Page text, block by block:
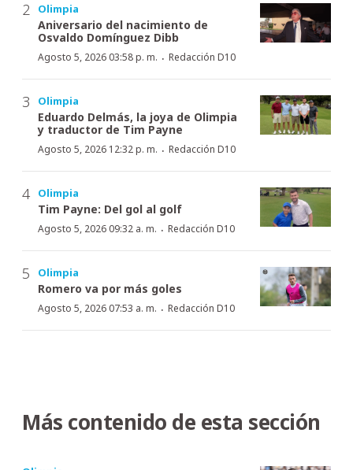
Olimpia
Aniversario del nacimiento de
Osvaldo Domínguez Dibb
Agosto 5, 2026 03:58 p. m. · Redacción D10
Olimpia
Eduardo Delmás, la joya de Olimpia
y traductor de Tim Payne
Agosto 5, 2026 12:32 p. m. · Redacción D10
Olimpia
Tim Payne: Del gol al golf
Agosto 5, 2026 09:32 a. m. · Redacción D10
Olimpia
Romero va por más goles
Agosto 5, 2026 07:53 a. m. · Redacción D10
Más contenido de esta sección